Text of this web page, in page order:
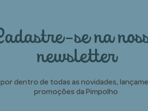
se na
newsletter
por dentro de todas as novidades,
promoções da Pimpolho